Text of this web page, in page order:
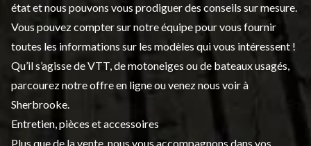
état et nous pouvons vous prodiguer des conseils sur mesure.
Vous pouvez compter sur notre équipe pour vous fournir
toutes les informations sur les modèles qui vous intéressent !
Qu’il s’agisse de VTT, de motoneiges ou de bateaux usagés,
parcourez notre offre en ligne ou venez nous voir à
Sherbrooke.
Entretien, pièces et accessoires
Plus que de la vente, nous vous accompagnons dans vos